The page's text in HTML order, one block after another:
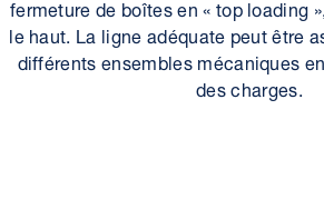
fermeture de boîtes en « top loading
le haut. La ligne adéquate peut être
différents ensembles mécaniques
des charges.